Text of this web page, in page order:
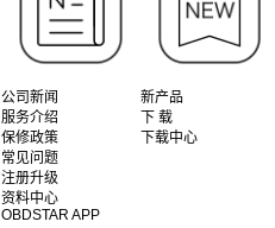
公司新闻 新产品
服务介绍
保修政策
常见问题
注册升级
资料中心
OBDSTAR APP
下 载
下载中心